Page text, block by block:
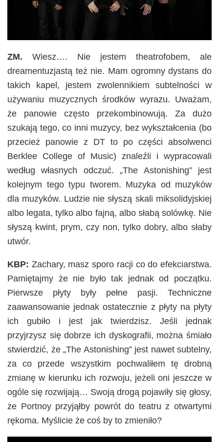
ZM. Wiesz…. Nie jestem theatrofobem, ale
dreamentuzjastą też nie. Mam ogromny dystans do
takich kapel, jestem zwolennikiem subtelności w
używaniu muzycznych środków wyrazu. Uważam,
że panowie często przekombinowują. Za dużo
szukają tego, co inni muzycy, bez wykształcenia (bo
przecież panowie z DT to po części absolwenci
Berklee College of Music) znaleźli i wypracowali
według własnych odczuć. „The Astonishing” jest
kolejnym tego typu tworem. Muzyka od muzyków
dla muzyków. Ludzie nie słyszą skali miksolidyjskiej
albo legata, tylko albo fajną, albo słabą solówkę. Nie
słyszą kwint, prym, czy non, tylko dobry, albo słaby
utwór.
KBP: Zachary, masz sporo racji co do efekciarstwa.
Pamiętajmy że nie było tak jednak od początku.
Pierwsze płyty były pełne pasji. Techniczne
zaawansowanie jednak ostatecznie z płyty na płyty
ich gubiło i jest jak twierdzisz. Jeśli jednak
przyjrzysz się dobrze ich dyskografii, można śmiało
stwierdzić, że „The Astonishing” jest nawet subtelny,
za co przede wszystkim pochwaliłem tę drobną
zmianę w kierunku ich rozwoju, jeżeli oni jeszcze w
ogóle się rozwijają… Swoją drogą pojawiły się głosy,
że Portnoy przyjąłby powrót do teatru z otwartymi
rękoma. Myślicie że coś by to zmieniło?